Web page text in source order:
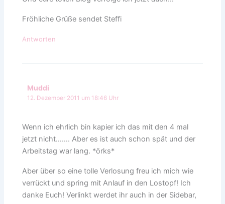
Fröhliche Grüße sendet Steffi
Antworten
Muddi
12. Dezember 2011 um 18:46 Uhr
Wenn ich ehrlich bin kapier ich das mit den 4 mal
jetzt nicht……. Aber es ist auch schon spät und der
Arbeitstag war lang. *örks*
Aber über so eine tolle Verlosung freu ich mich wie
verrückt und spring mit Anlauf in den Lostopf! Ich
danke Euch! Verlinkt werdet ihr auch in der Sidebar,